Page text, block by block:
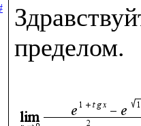
пределом.